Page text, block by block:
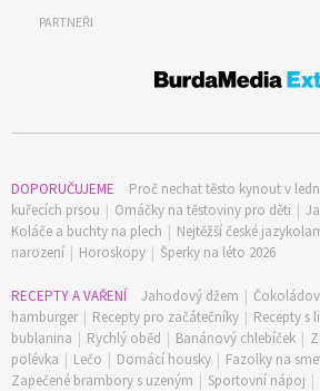
PARTNEŘI
DOPORUČUJEME Proč nechat těsto kynout v
kuřecích prsou | Omáčky na těstoviny pro děti |
Koláče a buchty na plech | Nejtěžší české
narození | Horoskopy | Šperky na léto 2026
RECEPTY A VAŘENÍ Jahodový džem |
hamburger | Recepty pro začátečníky | Recepty s
bublanina | Rychlý oběd | Banánový chlebíček |
polévka | Lečo | Domácí housky | Fazolky na
Zapečené brambory s uzeným | Sportovní nápoj |